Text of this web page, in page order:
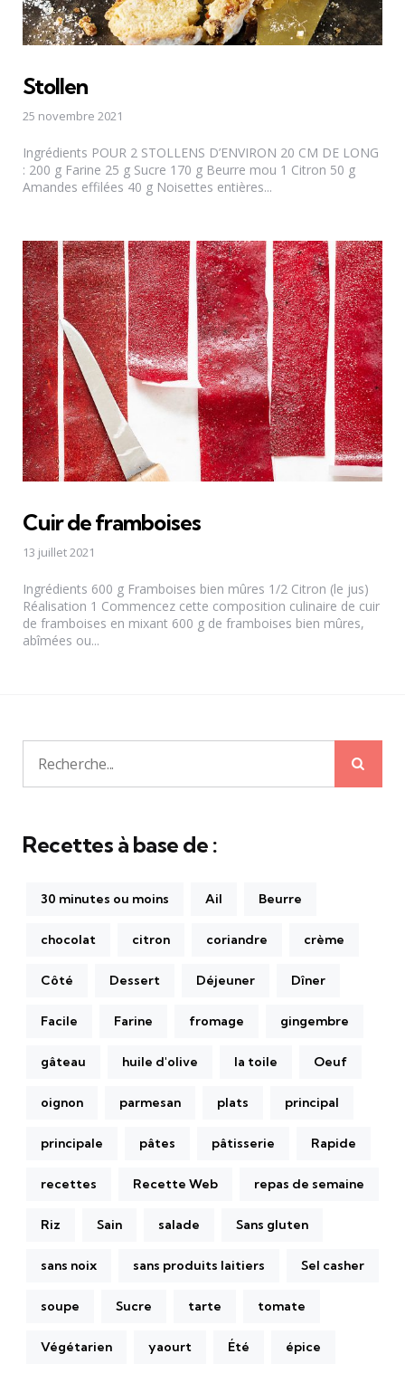
Stollen
25 novembre 2021
Ingrédients POUR 2 STOLLENS D’ENVIRON 20 CM DE LONG
: 200 g Farine 25 g Sucre 170 g Beurre mou 1 Citron 50 g
Amandes effilées 40 g Noisettes entières...
Cuir de framboises
13 juillet 2021
Ingrédients 600 g Framboises bien mûres 1/2 Citron (le jus)
Réalisation 1 Commencez cette composition culinaire de cuir
de framboises en mixant 600 g de framboises bien mûres,
abîmées ou...
Recherche
pour:
Recettes à base de :
30 minutes ou moins Ail Beurre
chocolat citron coriandre crème
Côté Dessert Déjeuner Dîner
Facile Farine fromage gingembre
gâteau huile d'olive la toile Oeuf
oignon parmesan plats principal
principale pâtes pâtisserie Rapide
recettes Recette Web repas de semaine
Riz Sain salade Sans gluten
sans noix sans produits laitiers Sel casher
soupe Sucre tarte tomate
Végétarien yaourt Été épice